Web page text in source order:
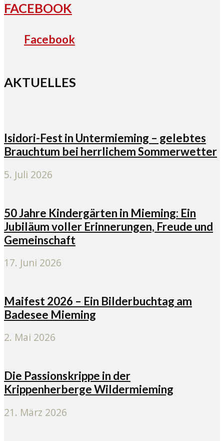
FACEBOOK
Facebook
AKTUELLES
Isidori-Fest in Untermieming – gelebtes
Brauchtum bei herrlichem Sommerwetter
5. Juli 2026
50 Jahre Kindergärten in Mieming: Ein
Jubiläum voller Erinnerungen, Freude und
Gemeinschaft
17. Juni 2026
Maifest 2026 – Ein Bilderbuchtag am
Badesee Mieming
2. Mai 2026
Die Passionskrippe in der
Krippenherberge Wildermieming
21. März 2026